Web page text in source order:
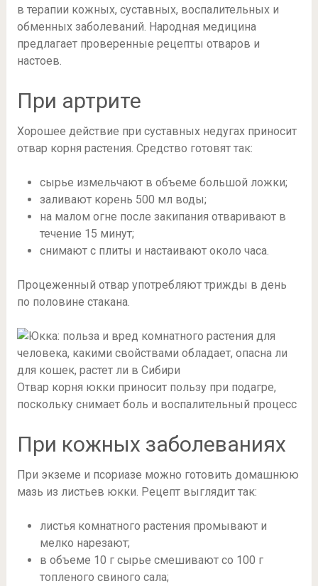
в терапии кожных, суставных, воспалительных и
обменных заболеваний. Народная медицина
предлагает проверенные рецепты отваров и
настоев.
При артрите
Хорошее действие при суставных недугах приносит
отвар корня растения. Средство готовят так:
сырье измельчают в объеме большой ложки;
заливают корень 500 мл воды;
на малом огне после закипания отваривают в
течение 15 минут;
снимают с плиты и настаивают около часа.
Процеженный отвар употребляют трижды в день
по половине стакана.
Отвар корня юкки приносит пользу при подагре,
поскольку снимает боль и воспалительный процесс
При кожных заболеваниях
При экземе и псориазе можно готовить домашнюю
мазь из листьев юкки. Рецепт выглядит так:
листья комнатного растения промывают и
мелко нарезают;
в объеме 10 г сырье смешивают со 100 г
топленого свиного сала;